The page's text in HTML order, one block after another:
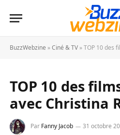
BuzzWebzine »Ciné & TV »TOP 10 des
TOP 10 des
avec Christina
Par Fanny Jacob 31 octobre